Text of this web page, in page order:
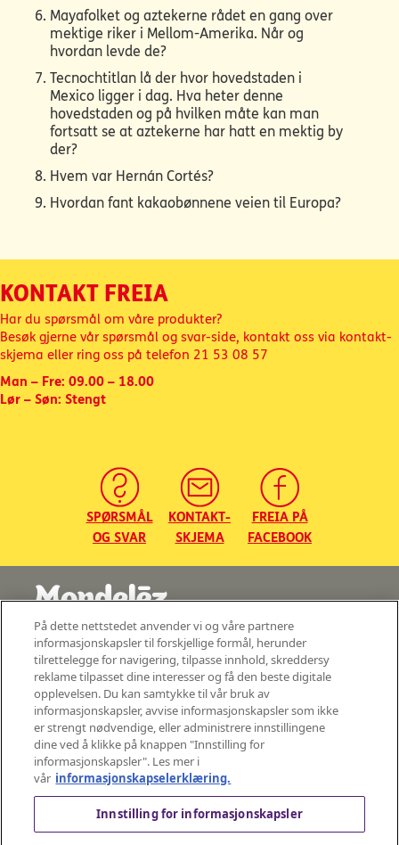
Mayafolket og aztekerne rådet en gang over
mektige riker i Mellom-Amerika. Når og
hvordan levde de?
Tecnochtitlan lå der hvor hovedstaden i
Mexico ligger i dag. Hva heter denne
hovedstaden og på hvilken måte kan man
fortsatt se at aztekerne har hatt en mektig by
der?
Hvem var Hernán Cortés?
Hvordan fant kakaobønnene veien til Europa?
KONTAKT FREIA
Har du spørsmål om våre produkter?
Besøk gjerne vår spørsmål og svar-side, kontakt oss via kontakt-
skjema eller ring oss på telefon 21 53 08 57
Man – Fre: 09.00 – 18.00
Lør – Søn: Stengt
SPØRSMÅL
OG SVAR
KONTAKT-
SKJEMA
FREIA PÅ
FACEBOOK
©2026 - Mondelez Norge AS - Med enerett
Sentralbord: 22 04 40 22
Besøksadresse:
Johan Throne Holsts Plass 1
Postadresse:
Mondelez Norge AS, P.O. Box 6658 Rodeløkka, 0502 Oslo, Norge
P.b. 6658 Rodeløkka,
NO–0502 Oslo, Norge
org.nr: NO 957 720 323
På dette nettstedet anvender vi og våre partnere
informasjonskapsler til forskjellige formål, herunder
tilrettelegge for navigering, tilpasse innhold, skreddersy
reklame tilpasset dine interesser og få den beste digitale
opplevelsen. Du kan samtykke til vår bruk av
informasjonskapsler, avvise informasjonskapsler som ikke
er strengt nødvendige, eller administrere innstillingene
dine ved å klikke på knappen "Innstilling for
informasjonskapsler". Les mer i
vår informasjonskapselerklæring.
Innstilling for informasjonskapsler